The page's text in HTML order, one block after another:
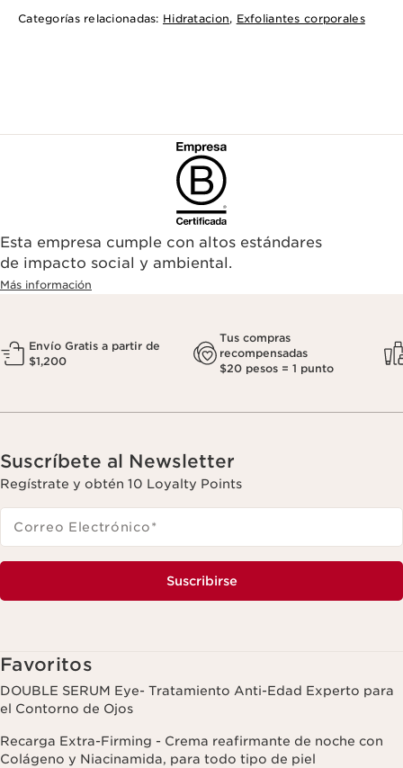
Categorías relacionadas: Hidratacion, Exfoliantes corporales
Esta empresa cumple con altos estándares
de impacto social y ambiental.
Más información
Envío Gratis a partir de
$1,200
Tus compras
recompensadas
$20 pesos = 1 punto
Suscríbete al Newsletter
Regístrate y obtén 10 Loyalty Points
Correo Electrónico*
Suscribirse
Favoritos
DOUBLE SERUM Eye- Tratamiento Anti-Edad Experto para
el Contorno de Ojos
Recarga Extra-Firming - Crema reafirmante de noche con
Colágeno y Niacinamida, para todo tipo de piel